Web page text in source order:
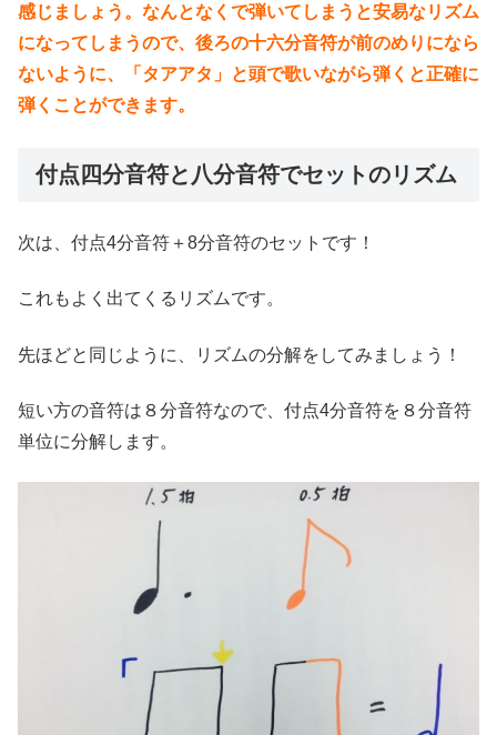
感じましょう。なんとなくで弾いてしまうと安易なリズム
になってしまうので、後ろの十六分音符が前のめりになら
ないように、「タアアタ」と頭で歌いながら弾くと正確に
弾くことができます。
付点四分音符と八分音符でセットのリズム
次は、付点4分音符＋8分音符のセットです！
これもよく出てくるリズムです。
先ほどと同じように、リズムの分解をしてみましょう！
短い方の音符は８分音符なので、付点4分音符を８分音符
単位に分解します。